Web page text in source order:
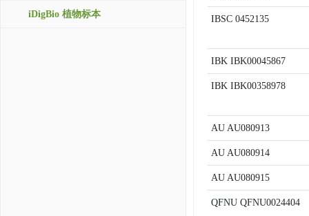
iDigBio 植物标本 IBSC 0452135
IBK IBK00045867
IBK IBK00358978
AU AU080913
AU AU080914
AU AU080915
QFNU QFNU0024404